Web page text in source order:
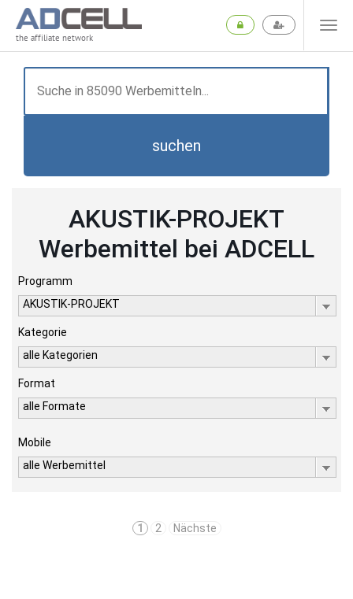
the affiliate network
suchen
AKUSTIK-PROJEKT
Werbemittel bei ADCELL
Programm
AKUSTIK-PROJEKT
Kategorie
alle Kategorien
Format
alle Formate
Mobile
alle Werbemittel
1 2 Nächste